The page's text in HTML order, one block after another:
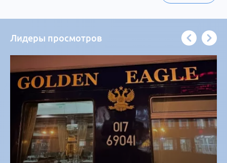
Лидеры просмотров